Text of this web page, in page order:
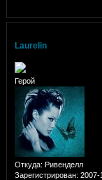
Laurelin
Герой
Откуда: Ривенделл
Зарегистрирован: 2007-